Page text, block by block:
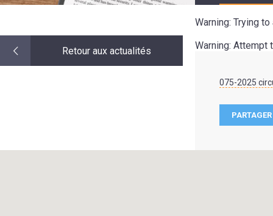
Retour aux actualités
Warning: Trying
Warning: Attempt
075-2025